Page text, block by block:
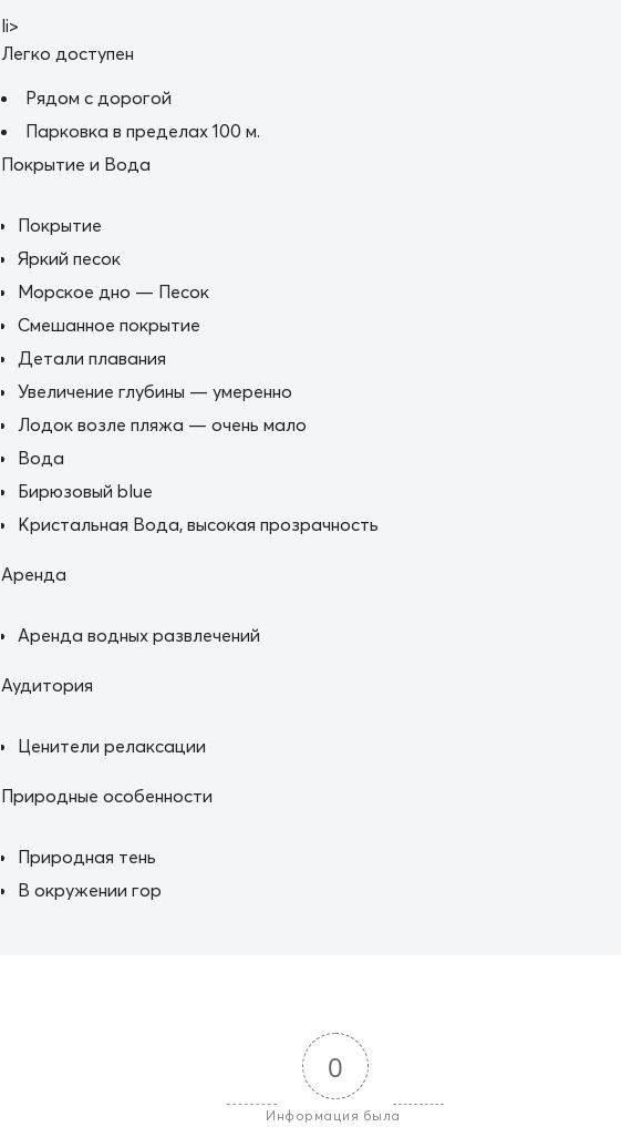
li>
Легко доступен
Рядом с дорогой
Парковка в пределах 100 м.
Покрытие и Вода
Покрытие
Яркий песок
Морское дно — Песок
Смешанное покрытие
Детали плавания
Увеличение глубины — умеренно
Лодок возле пляжа — очень мало
Вода
Бирюзовый blue
Кристальная Вода, высокая прозрачность
Аренда
Аренда водных развлечений
Аудитория
Ценители релаксации
Природные особенности
Природная тень
В окружении гор
0
Информация была